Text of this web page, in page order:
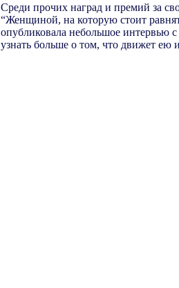
Среди прочих наград и премий за
“Женщиной, на которую стоит
опубликовала небольшое интервью
узнать больше о том, что движет ею